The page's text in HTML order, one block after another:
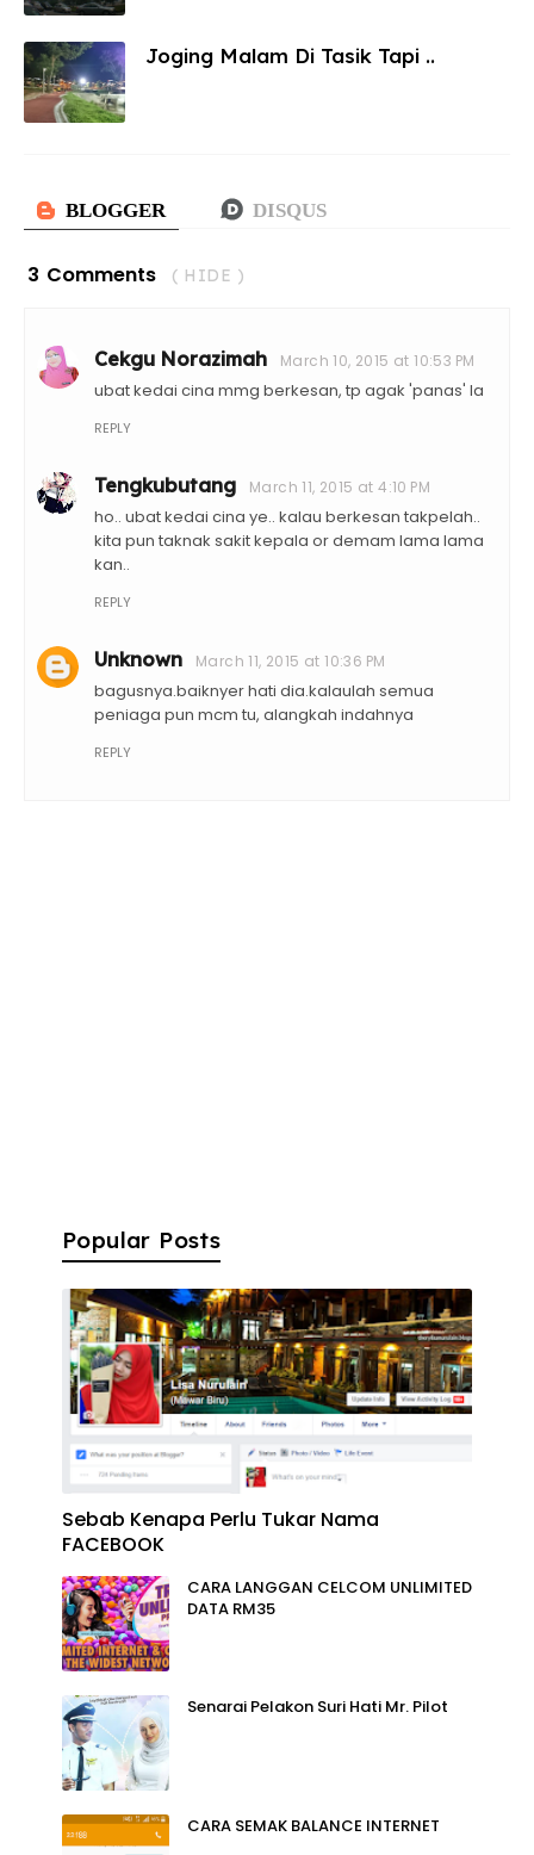
Joging Malam Di Tasik Tapi ..
3 Comments ( HIDE )
Cekgu Norazimah March 10, 2015 at 10:53 PM
ubat kedai cina mmg berkesan, tp agak 'panas' la
REPLY
Tengkubutang March 11, 2015 at 4:10 PM
ho.. ubat kedai cina ye.. kalau berkesan takpelah..
kita pun taknak sakit kepala or demam lama lama
kan..
REPLY
Unknown March 11, 2015 at 10:36 PM
bagusnya.baiknyer hati dia.kalaulah semua
peniaga pun mcm tu, alangkah indahnya
REPLY
Popular Posts
Sebab Kenapa Perlu Tukar Nama
FACEBOOK
CARA LANGGAN CELCOM UNLIMITED
DATA RM35
Senarai Pelakon Suri Hati Mr. Pilot
CARA SEMAK BALANCE INTERNET